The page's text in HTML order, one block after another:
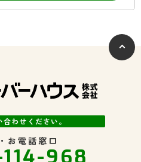
わせください。
お電話窓口